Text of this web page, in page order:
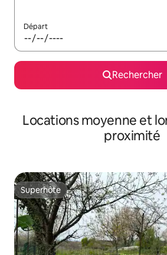
Départ
Rechercher
Locations moyenne et
proximité
Superhôte
Superhôte